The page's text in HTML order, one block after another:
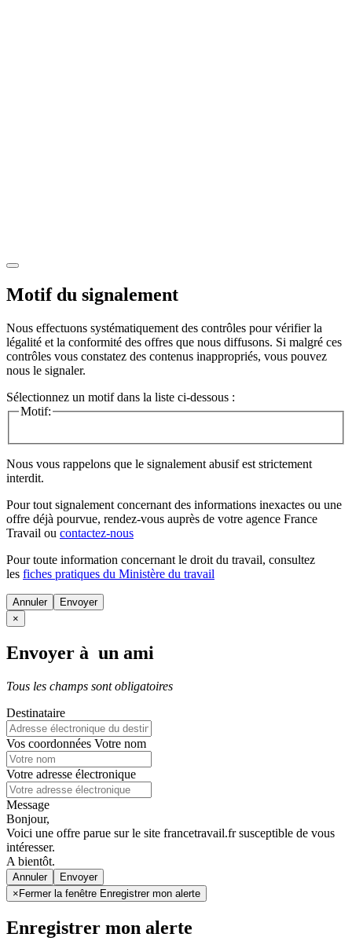
Motif du signalement
Nous effectuons systématiquement des contrôles pour vérifier la
légalité et la conformité des offres que nous diffusons. Si malgré ces
contrôles vous constatez des contenus inappropriés, vous pouvez
nous le signaler.
Sélectionnez un motif dans la liste ci-dessous :
Motif:
Nous vous rappelons que le signalement abusif est strictement
interdit.
Pour tout signalement concernant des informations inexactes ou une
offre déjà pourvue, rendez-vous auprès de votre agence France
Travail ou contactez-nous
Pour toute information concernant le droit du travail, consultez
les fiches pratiques du Ministère du travail
Annuler
×
Envoyer à un ami
Tous les champs sont obligatoires
Destinataire
Vos coordonnées Votre nom
Votre adresse électronique
Message
Bonjour,
Voici une offre parue sur le site francetravail.fr susceptible de vous
intéresser.
A bientôt.
Annuler
× Fermer la fenêtre Enregistrer mon alerte
Enregistrer mon alerte